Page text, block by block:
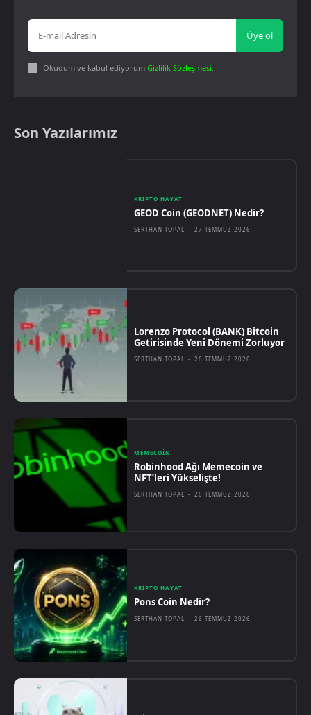
Üye ol
Okudum ve kabul ediyorum Gizlilik Sözleşmesi.
Son Yazılarımız
KRIPTO HAYAT
GEOD Coin (GEODNET) Nedir?
SERTHAN TOPAL - 27 TEMMUZ 2026
Lorenzo Protocol (BANK) Bitcoin
Getirisinde Yeni Dönemi Zorluyor
SERTHAN TOPAL - 26 TEMMUZ 2026
MEMECOIN
Robinhood Ağı Memecoin ve
NFT’leri Yükselişte!
SERTHAN TOPAL - 26 TEMMUZ 2026
KRIPTO HAYAT
Pons Coin Nedir?
SERTHAN TOPAL - 26 TEMMUZ 2026